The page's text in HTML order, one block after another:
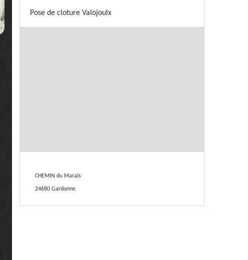
Pose de cloture Valojoulx
CHEMIN du Marais
24680 Gardonne